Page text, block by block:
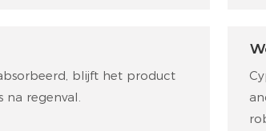
blijft het product
na regenval.